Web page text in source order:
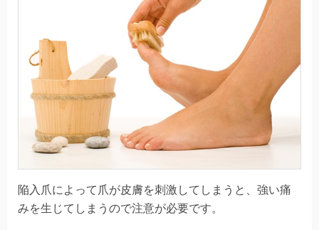
陥入爪によって爪が皮膚を刺激してしまうと、強い痛
みを生じてしまうので注意が必要です。